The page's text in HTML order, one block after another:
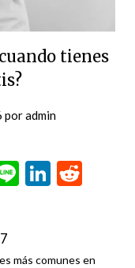
tienes
poradmin
Line
más comunes en